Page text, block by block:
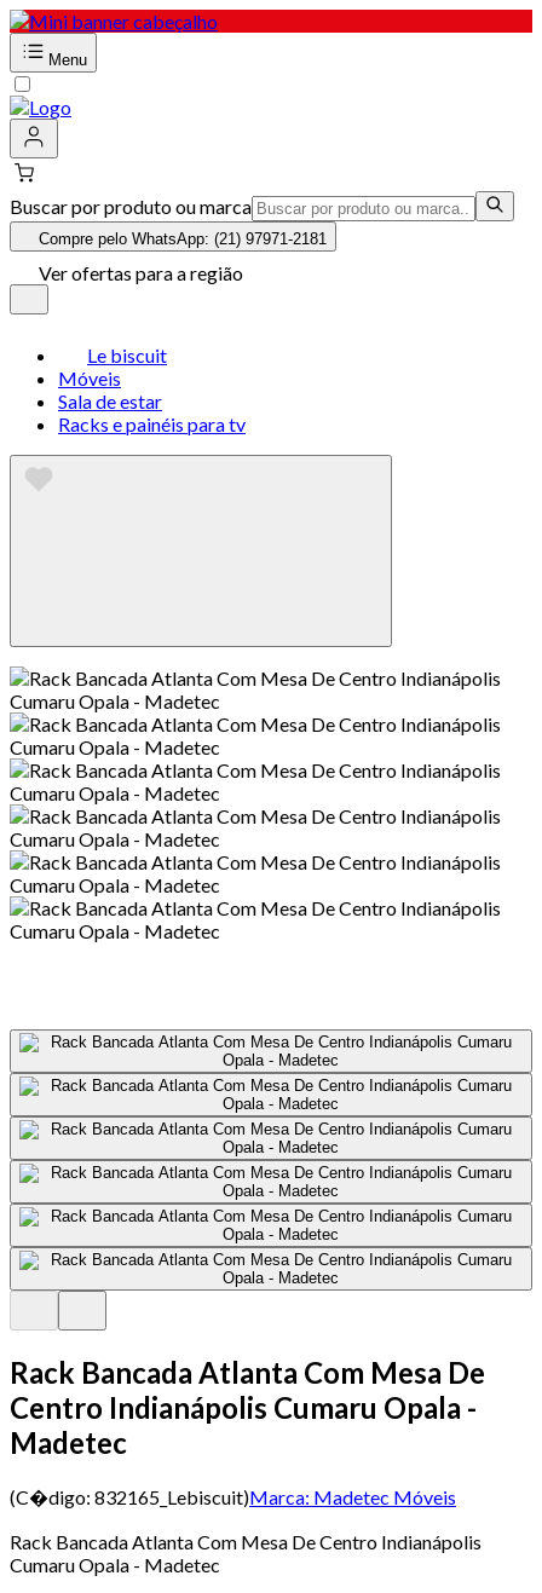
Menu
Buscar por produto ou marca
Compre pelo WhatsApp: (21) 97971-2181
Ver ofertas para a região
Le biscuit
Móveis
Sala de estar
Racks e painéis para tv
Rack Bancada Atlanta Com Mesa De
Centro Indianápolis Cumaru Opala -
Madetec
(C�digo: 832165_Lebiscuit)Marca: Madetec Móveis
Rack Bancada Atlanta Com Mesa De Centro Indianápolis
Cumaru Opala - Madetec